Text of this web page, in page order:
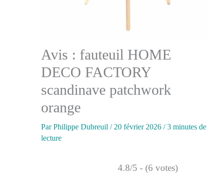
Avis : fauteuil HOME
DECO FACTORY
scandinave patchwork
orange
ParPhilippe Dubreuil / 20 février 2026 /3 minutes de
lecture
4.8/5 - (6 votes)